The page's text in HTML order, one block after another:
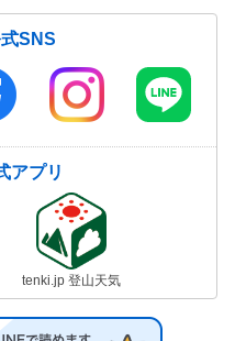
SNS
アプリ
tenki.jp 登山天気